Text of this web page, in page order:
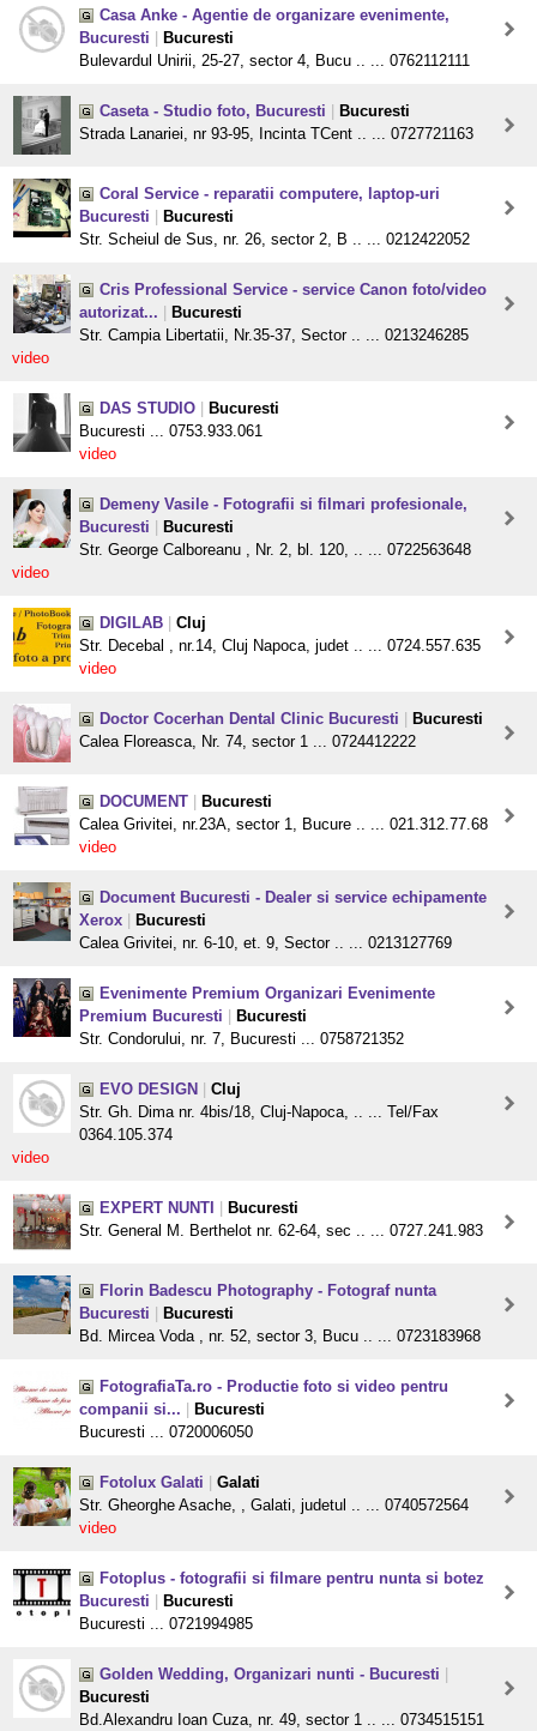
Casa Anke - Agentie de organizare evenimente,
Bucuresti
Bucuresti
Bulevardul Unirii, 25-27, sector 4, Bucu .. ... 0762112111
Caseta - Studio foto, Bucuresti
Bucuresti
Strada Lanariei, nr 93-95, Incinta TCent .. ... 0727721163
Coral Service - reparatii computere, laptop-uri
Bucuresti
Bucuresti
Str. Scheiul de Sus, nr. 26, sector 2, B .. ... 0212422052
Cris Professional Service - service Canon foto/video
autorizat...
Bucuresti
Str. Campia Libertatii, Nr.35-37, Sector .. ... 0213246285
video
DAS STUDIO
Bucuresti
Bucuresti ... 0753.933.061
video
Demeny Vasile - Fotografii si filmari profesionale,
Bucuresti
Bucuresti
Str. George Calboreanu , Nr. 2, bl. 120, .. ... 0722563648
video
DIGILAB
Cluj
Str. Decebal , nr.14, Cluj Napoca, judet .. ... 0724.557.635
video
Doctor Cocerhan Dental Clinic Bucuresti
Bucuresti
Calea Floreasca, Nr. 74, sector 1 ... 0724412222
DOCUMENT
Bucuresti
Calea Grivitei, nr.23A, sector 1, Bucure .. ... 021.312.77.68
video
Document Bucuresti - Dealer si service echipamente
Xerox
Bucuresti
Calea Grivitei, nr. 6-10, et. 9, Sector .. ... 0213127769
Evenimente Premium Organizari Evenimente
Premium Bucuresti
Bucuresti
Str. Condorului, nr. 7, Bucuresti ... 0758721352
EVO DESIGN
Cluj
Str. Gh. Dima nr. 4bis/18, Cluj-Napoca, .. ... Tel/Fax
0364.105.374
video
EXPERT NUNTI
Bucuresti
Str. General M. Berthelot nr. 62-64, sec .. ... 0727.241.983
Florin Badescu Photography - Fotograf nunta
Bucuresti
Bucuresti
Bd. Mircea Voda , nr. 52, sector 3, Bucu .. ... 0723183968
FotografiaTa.ro - Productie foto si video pentru
companii si...
Bucuresti
Bucuresti ... 0720006050
Fotolux Galati
Galati
Str. Gheorghe Asache, , Galati, judetul .. ... 0740572564
video
Fotoplus - fotografii si filmare pentru nunta si botez
Bucuresti
Bucuresti
Bucuresti ... 0721994985
Golden Wedding, Organizari nunti - Bucuresti
Bucuresti
Bd.Alexandru Ioan Cuza, nr. 49, sector 1 .. ... 0734515151